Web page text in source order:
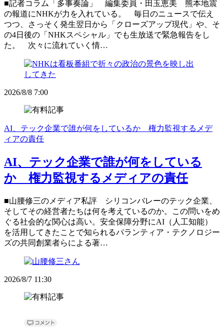
■記者コラム「多事奏論」 編集委員・田玉恵美 熊本地震
の報道にNHKが力を入れている。 毎日のニュースで伝え
つつ、さっそく発生翌日から「クローズアップ現代」や、そ
の4日後の「NHKスペシャル」でも生放送で緊急報告をし
た。 次々に流れていく情…
2026/8/8 7:00
AI、テック企業で誰が何をしているか 権力監視するメデ
ィアの責任
AI、テック企業で誰が何をしている
か 権力監視するメディアの責任
■山腰修三のメディア私評 シリコンバレーのテック企業、
そしてその経営者たちは何を考えているのか。この問いをめ
ぐる社会的な関心は高い。安全保障分野にAI（人工知能）
を活用してきたことで知られるパランティア・テクノロジー
ズの共同創業者らによる著…
2026/8/7 11:30